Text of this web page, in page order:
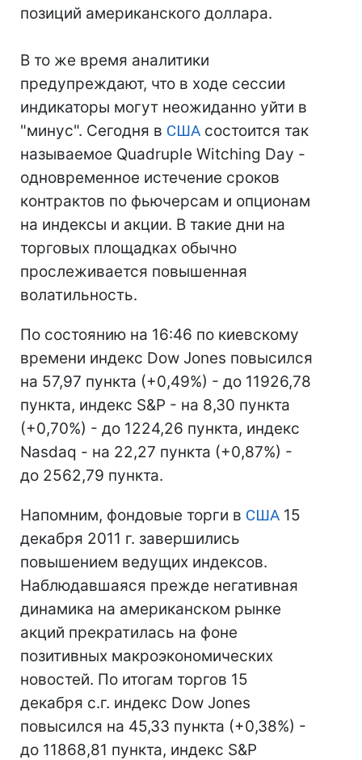
позиций американского доллара.
В то же время аналитики
предупреждают, что в ходе сессии
индикаторы могут неожиданно уйти в
"минус". Сегодня в США состоится так
называемое Quadruple Witching Day -
одновременное истечение сроков
контрактов по фьючерсам и опционам
на индексы и акции. В такие дни на
торговых площадках обычно
прослеживается повышенная
волатильность.
По состоянию на 16:46 по киевскому
времени индекс Dow Jones повысился
на 57,97 пункта (+0,49%) - до 11926,78
пункта, индекс S&P - на 8,30 пункта
(+0,70%) - до 1224,26 пункта, индекс
Nasdaq - на 22,27 пункта (+0,87%) -
до 2562,79 пункта.
Напомним, фондовые торги в США 15
декабря 2011 г. завершились
повышением ведущих индексов.
Наблюдавшаяся прежде негативная
динамика на американском рынке
акций прекратилась на фоне
позитивных макроэкономических
новостей. По итогам торгов 15
декабря с.г. индекс Dow Jones
повысился на 45,33 пункта (+0,38%) -
до 11868,81 пункта, индекс S&P